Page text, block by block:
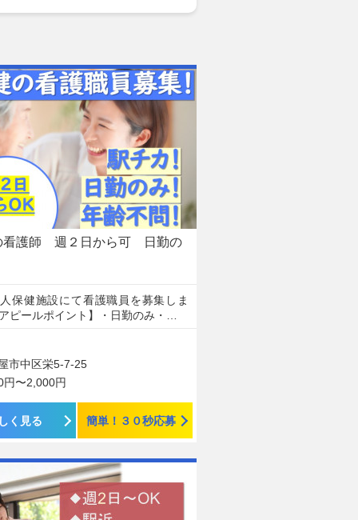
看護師 週２日から可 日勤の
保健施設にて看護職員を募集しま
ピールポイント】・日勤のみ・…
市中区栄5-7-25
円〜2,000円
く見る 簡単！３０秒応募